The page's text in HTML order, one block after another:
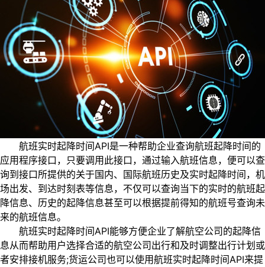
航班实时起降时间API是一种帮助企业查询航班起降时间的
应用程序接口，只要调用此接口，通过输入航班信息，便可以查
询到接口所提供的关于国内、国际航班历史及实时起降时间，机
场出发、到达时刻表等信息，不仅可以查询当下的实时的航班起
降信息、历史的起降信息甚至可以根据提前得知的航班号查询未
来的航班信息。
航班实时起降时间API能够方便企业了解航空公司的起降信
息从而帮助用户选择合适的航空公司出行和及时调整出行计划或
者安排接机服务;货运公司也可以使用航班实时起降时间API来提